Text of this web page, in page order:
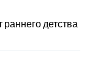
детства